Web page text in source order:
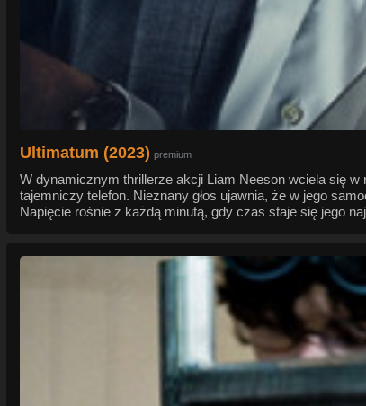
Ultimatum (2023) premium
W dynamicznym thrillerze akcji Liam Neeson wciela się
tajemniczy telefon. Nieznany głos ujawnia, że w jego
Napięcie rośnie z każdą minutą, gdy czas staje się jego